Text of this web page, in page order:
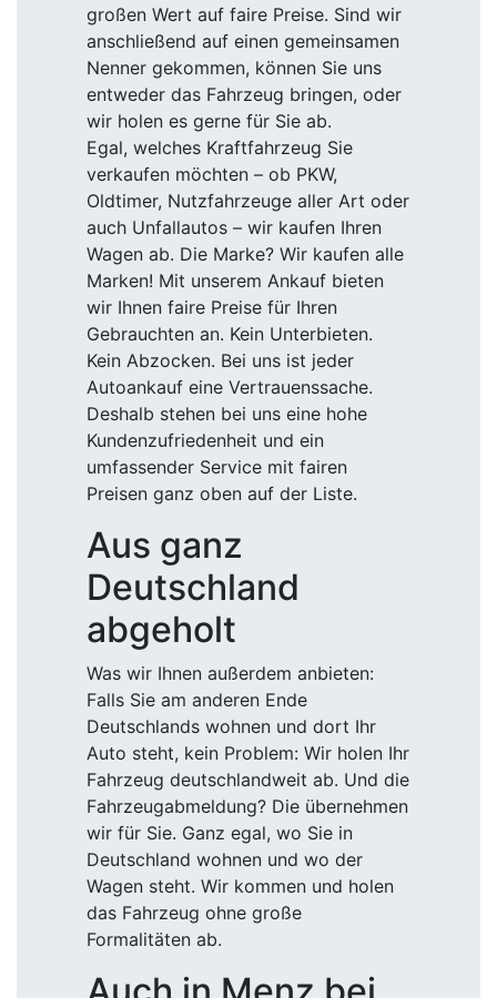
großen Wert auf faire Preise. Sind wir
anschließend auf einen gemeinsamen
Nenner gekommen, können Sie uns
entweder das Fahrzeug bringen, oder
wir holen es gerne für Sie ab.
Egal, welches Kraftfahrzeug Sie
verkaufen möchten – ob PKW,
Oldtimer, Nutzfahrzeuge aller Art oder
auch Unfallautos – wir kaufen Ihren
Wagen ab. Die Marke? Wir kaufen alle
Marken! Mit unserem Ankauf bieten
wir Ihnen faire Preise für Ihren
Gebrauchten an. Kein Unterbieten.
Kein Abzocken. Bei uns ist jeder
Autoankauf eine Vertrauenssache.
Deshalb stehen bei uns eine hohe
Kundenzufriedenheit und ein
umfassender Service mit fairen
Preisen ganz oben auf der Liste.
Aus ganz
Deutschland
abgeholt
Was wir Ihnen außerdem anbieten:
Falls Sie am anderen Ende
Deutschlands wohnen und dort Ihr
Auto steht, kein Problem: Wir holen Ihr
Fahrzeug deutschlandweit ab. Und die
Fahrzeugabmeldung? Die übernehmen
wir für Sie. Ganz egal, wo Sie in
Deutschland wohnen und wo der
Wagen steht. Wir kommen und holen
das Fahrzeug ohne große
Formalitäten ab.